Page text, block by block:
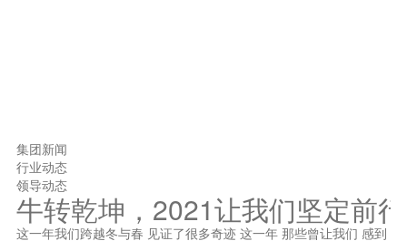
集团新闻
行业动态
领导动态
牛转乾坤，2021让我们坚定前
这一年我们跨越冬与春 见证了很多奇迹 这一年 那些曾让我们 感到